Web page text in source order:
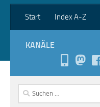
Start Index A-Z
KANÄLE
Suchen
nach: